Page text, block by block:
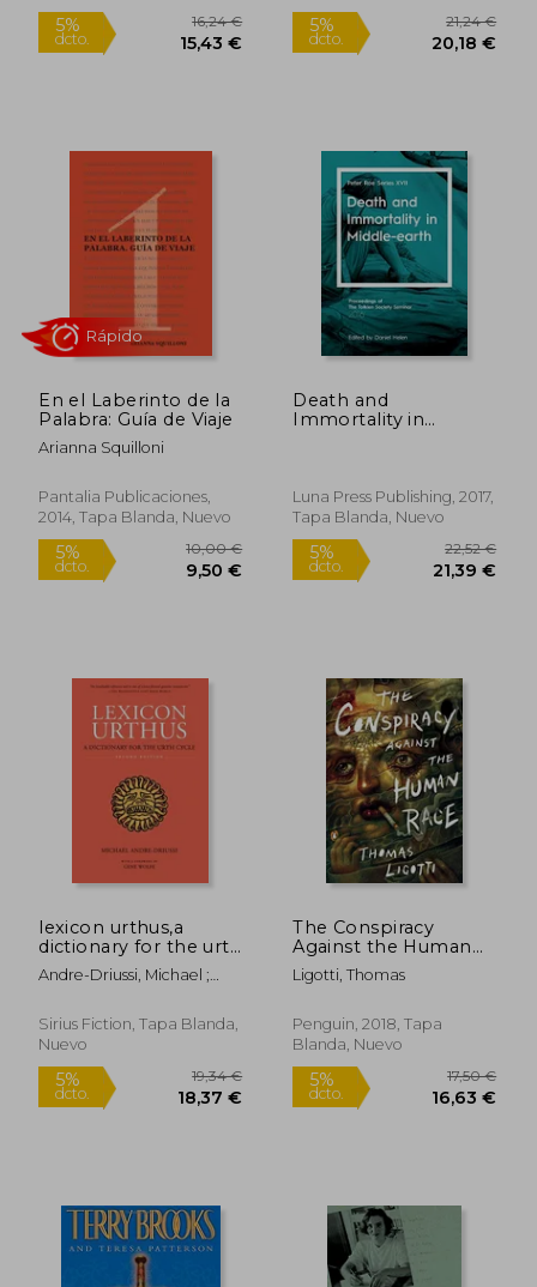
dcto.
5%
dcto.
En el Laberinto de la
Palabra: Guía de Viaje
Arianna Squilloni
Pantalia Publicaciones,
2014, Tapa Blanda, Nuevo
5% 10,00 €
Death and
Immortality in
Luna Press Publishing, 2017,
Tapa Blanda, Nuevo
5%
lexicon urthus,a
dictionary for the urth
cycle (en Inglés)
Andre-Driussi, Michael ;
Sirius Fiction, Tapa Blanda,
Nuevo
The Conspiracy
Against the Human
Race: A Contrivance
of Horror (en Inglés)
Ligotti, Thomas
Penguin, 2018, Tapa
Blanda, Nuevo